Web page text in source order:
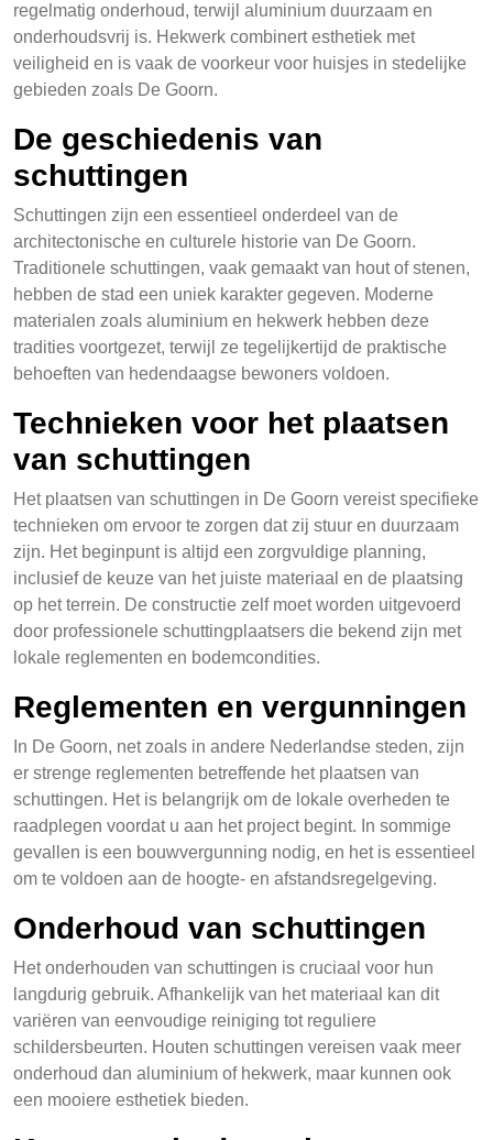
regelmatig onderhoud, terwijl aluminium duurzaam en
onderhoudsvrij is. Hekwerk combinert esthetiek met
veiligheid en is vaak de voorkeur voor huisjes in stedelijke
gebieden zoals De Goorn.
De geschiedenis van
schuttingen
Schuttingen zijn een essentieel onderdeel van de
architectonische en culturele historie van De Goorn.
Traditionele schuttingen, vaak gemaakt van hout of stenen,
hebben de stad een uniek karakter gegeven. Moderne
materialen zoals aluminium en hekwerk hebben deze
tradities voortgezet, terwijl ze tegelijkertijd de praktische
behoeften van hedendaagse bewoners voldoen.
Technieken voor het plaatsen
van schuttingen
Het plaatsen van schuttingen in De Goorn vereist specifieke
technieken om ervoor te zorgen dat zij stuur en duurzaam
zijn. Het beginpunt is altijd een zorgvuldige planning,
inclusief de keuze van het juiste materiaal en de plaatsing
op het terrein. De constructie zelf moet worden uitgevoerd
door professionele schuttingplaatsers die bekend zijn met
lokale reglementen en bodemcondities.
Reglementen en vergunningen
In De Goorn, net zoals in andere Nederlandse steden, zijn
er strenge reglementen betreffende het plaatsen van
schuttingen. Het is belangrijk om de lokale overheden te
raadplegen voordat u aan het project begint. In sommige
gevallen is een bouwvergunning nodig, en het is essentieel
om te voldoen aan de hoogte- en afstandsregelgeving.
Onderhoud van schuttingen
Het onderhouden van schuttingen is cruciaal voor hun
langdurig gebruik. Afhankelijk van het materiaal kan dit
variëren van eenvoudige reiniging tot reguliere
schildersbeurten. Houten schuttingen vereisen vaak meer
onderhoud dan aluminium of hekwerk, maar kunnen ook
een mooiere esthetiek bieden.